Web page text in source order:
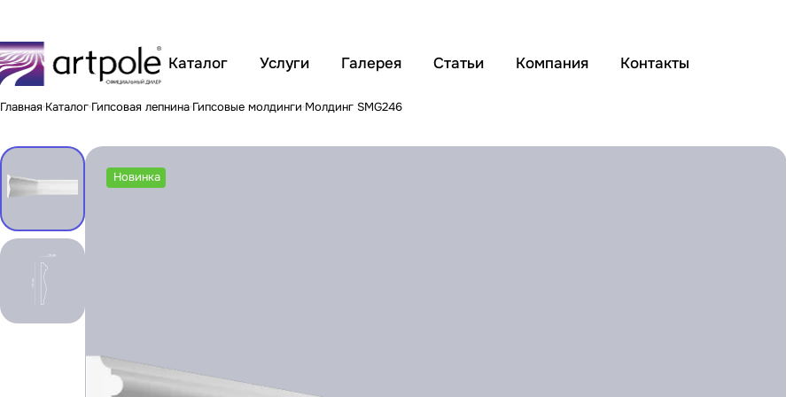
Каталог Услуги Галерея Статьи Компания Контакты
Главная Каталог Гипсовая лепнина Гипсовые молдинги Молдинг SMG246
Новинка